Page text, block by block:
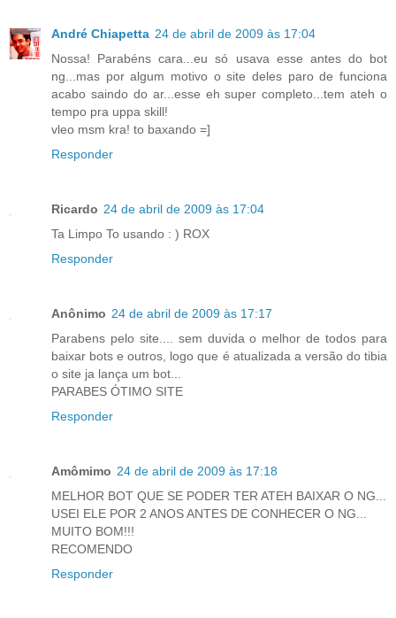
André Chiapetta 24 de abril de 2009 às 17:04
Nossa! Parabéns cara...eu só usava esse antes do bot
ng...mas por algum motivo o site deles paro de funciona
acabo saindo do ar...esse eh super completo...tem ateh o
tempo pra uppa skill!
vleo msm kra! to baxando =]
Responder
Ricardo 24 de abril de 2009 às 17:04
Ta Limpo To usando : ) ROX
Responder
Anônimo 24 de abril de 2009 às 17:17
Parabens pelo site.... sem duvida o melhor de todos para
baixar bots e outros, logo que é atualizada a versão do tibia
o site ja lança um bot...
PARABES ÓTIMO SITE
Responder
Amômimo 24 de abril de 2009 às 17:18
MELHOR BOT QUE SE PODER TER ATEH BAIXAR O NG...
USEI ELE POR 2 ANOS ANTES DE CONHECER O NG...
MUITO BOM!!!
RECOMENDO
Responder